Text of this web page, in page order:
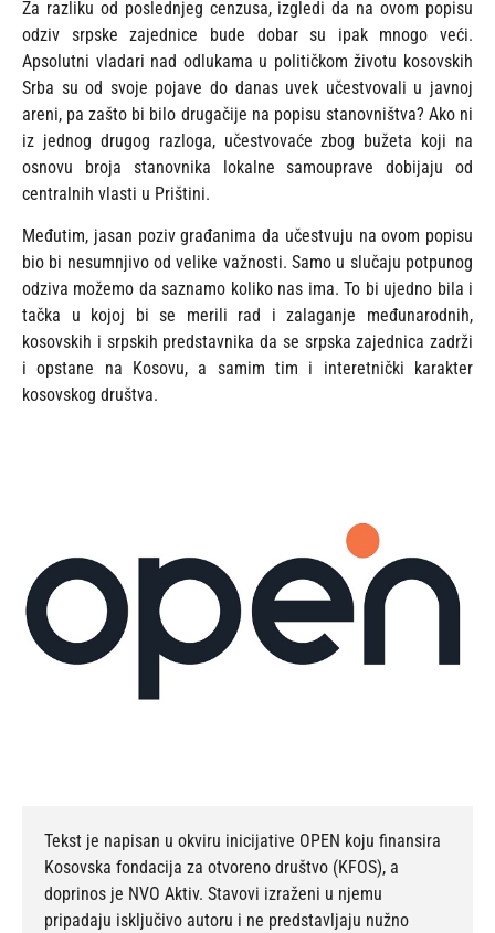
Za razliku od poslednjeg cenzusa, izgledi da na ovom popisu
odziv srpske zajednice bude dobar su ipak mnogo veći.
Apsolutni vladari nad odlukama u političkom životu kosovskih
Srba su od svoje pojave do danas uvek učestvovali u javnoj
areni, pa zašto bi bilo drugačije na popisu stanovništva? Ako ni
iz jednog drugog razloga, učestvovaće zbog bužeta koji na
osnovu broja stanovnika lokalne samouprave dobijaju od
centralnih vlasti u Prištini.
Međutim, jasan poziv građanima da učestvuju na ovom popisu
bio bi nesumnjivo od velike važnosti. Samo u slučaju potpunog
odziva možemo da saznamo koliko nas ima. To bi ujedno bila i
tačka u kojoj bi se merili rad i zalaganje međunarodnih,
kosovskih i srpskih predstavnika da se srpska zajednica zadrži
i opstane na Kosovu, a samim tim i interetnički karakter
kosovskog društva.
Tekst je napisan u okviru inicijative OPEN koju finansira
Kosovska fondacija za otvoreno društvo (KFOS), a
doprinos je NVO Aktiv. Stavovi izraženi u njemu
pripadaju isključivo autoru i ne predstavljaju nužno